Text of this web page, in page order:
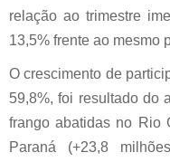
relação ao trimestre
13,5% frente ao mesmo
O crescimento de
59,8%, foi resultado do
frango abatidas no Rio
Paraná (+23,8